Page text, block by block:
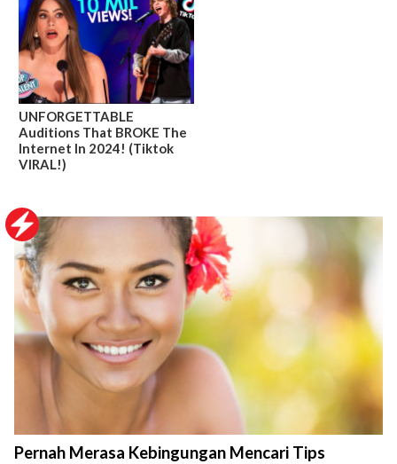
UNFORGETTABLE
Auditions That BROKE The
Internet In 2024! (Tiktok
VIRAL!)
Pernah Merasa Kebingungan Mencari Tips